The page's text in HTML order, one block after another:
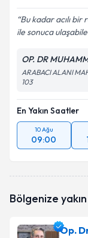
Bu kadar acılı bir
ile sonuca
OP. DR
ARABACI ALANI
103
En Yakın Saatler
10 Ağu
09:00
Bölgenize
Op.